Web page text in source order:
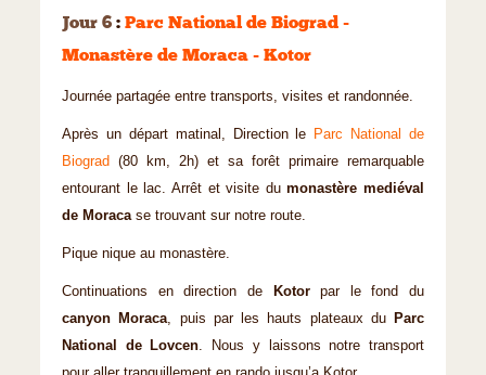
Jour 6 : Parc National de Biograd -
Monastère de Moraca - Kotor
Journée partagée entre transports, visites et randonnée.
Après un départ matinal, Direction le
Parc National de
Biograd (80 km, 2h) et sa forêt primaire remarquable
entourant le lac. Arrêt et visite dumonastère mediéval
de Moraca se trouvant sur notre route.
Pique nique au monastère.
Continuations en direction de Kotorpar le fond du
canyon Moraca, puis par les hauts plateaux duParc
National de Lovcen. Nous y laissons notre transport